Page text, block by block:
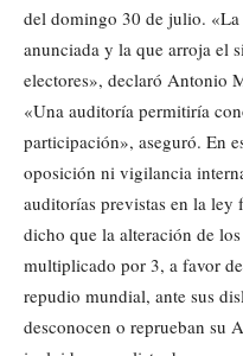
del domingo 30 de julio.
anunciada y la que arroja el
electores», declaró Antonio
«Una auditoría permitiría
participación», aseguró. En
oposición ni vigilancia
auditorías previstas en la
dicho que la alteración de
multiplicado por 3, a favor
repudio mundial, ante sus
desconocen o reprueban su